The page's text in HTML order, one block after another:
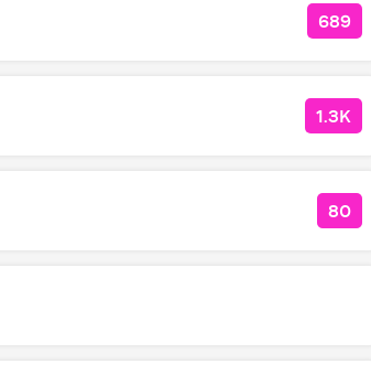
689
1.3K
80